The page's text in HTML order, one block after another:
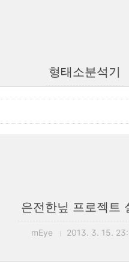
형태소분석기
은전한닢 프로젝트
mEye 2013. 3. 15.